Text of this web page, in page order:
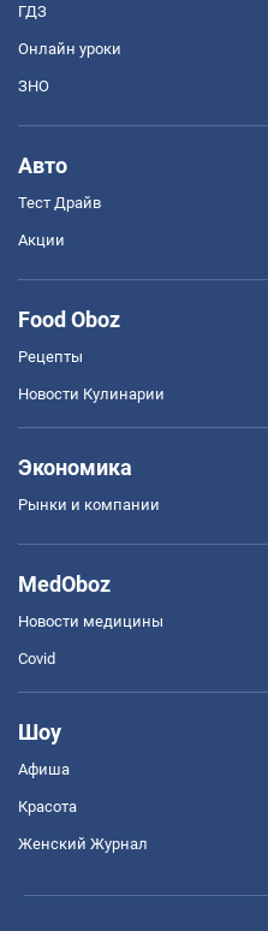
ГДЗ
Онлайн уроки
ЗНО
Авто
Тест Драйв
Акции
Food Oboz
Рецепты
Новости Кулинарии
Экономика
Рынки и компании
MedOboz
Новости медицины
Covid
Шоу
Афиша
Красота
Женский Журнал